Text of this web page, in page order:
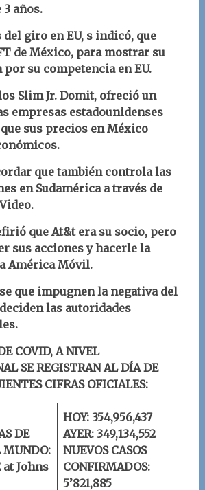
años.
del giro en EU, s indicó, que
de México, para mostrar su
su competencia en EU.
Slim Jr. Domit, ofreció un
empresas estadounidenses
sus precios en México
que también controla las
en Sudamérica a través de
que At&t era su socio, pero
sus acciones y hacerle la
América Móvil.
que impugnen la negativa del
las autoridades
COVID, A NIVEL
SE REGISTRAN AL DÍA DE
CIFRAS OFICIALES:
DE
MUNDO:
at Johns
HOY: 354,956,437
AYER: 349,134,552
NUEVOS CASOS
CONFIRMADOS:
5’821,885